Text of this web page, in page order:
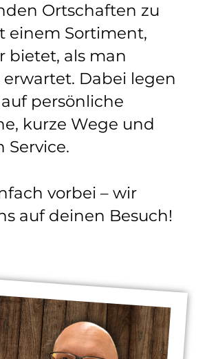
Ortschaften zu
einem Sortiment,
bietet, als man
Dabei legen
persönliche
kurze Wege und
Service.
vorbei – wir
auf deinen Besuch!